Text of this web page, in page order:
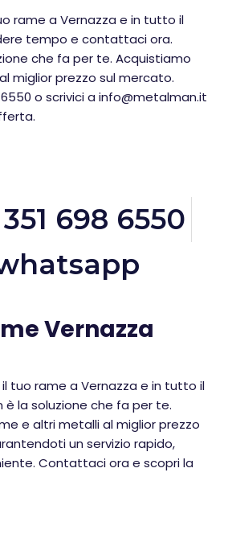
rame a Vernazza e in tutto il
tempo e contattaci ora.
che fa per te. Acquistiamo
miglior prezzo sul mercato.
o scrivici a info@metalman.it
698 6550
Vernazza
il tuo rame a Vernazza e in tutto il
è la soluzione che fa per te.
e altri metalli al miglior prezzo
un servizio rapido,
Contattaci ora e scopri la